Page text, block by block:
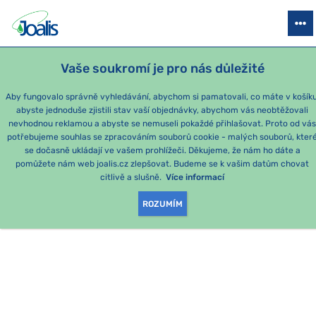
Vaše soukromí je pro nás důležité
Aby fungovalo správně vyhledávání, abychom si pamatovali, co máte v
abyste jednoduše zjistili stav vaší objednávky, abychom vás neobtěžovali
nevhodnou reklamou a abyste se nemuseli pokaždé přihlašovat. Proto od vás
potřebujeme souhlas se zpracováním souborů cookie - malých souborů,
se dočasně ukládají ve vašem prohlížeči. Děkujeme, že nám ho dáte a
pomůžete nám web joalis.cz zlepšovat. Budeme se k vašim datům chovat
citlivě a slušně. Více informací
ROZUMÍM
PRODUKTY PODLE OBTÍŽÍ SEZÓNNÍ BALÍČKY PRO DĚTI
e-shop Joalis
OMLOUVÁME SE, ALE
TATO STRÁNKA
NEEXISTUJE.